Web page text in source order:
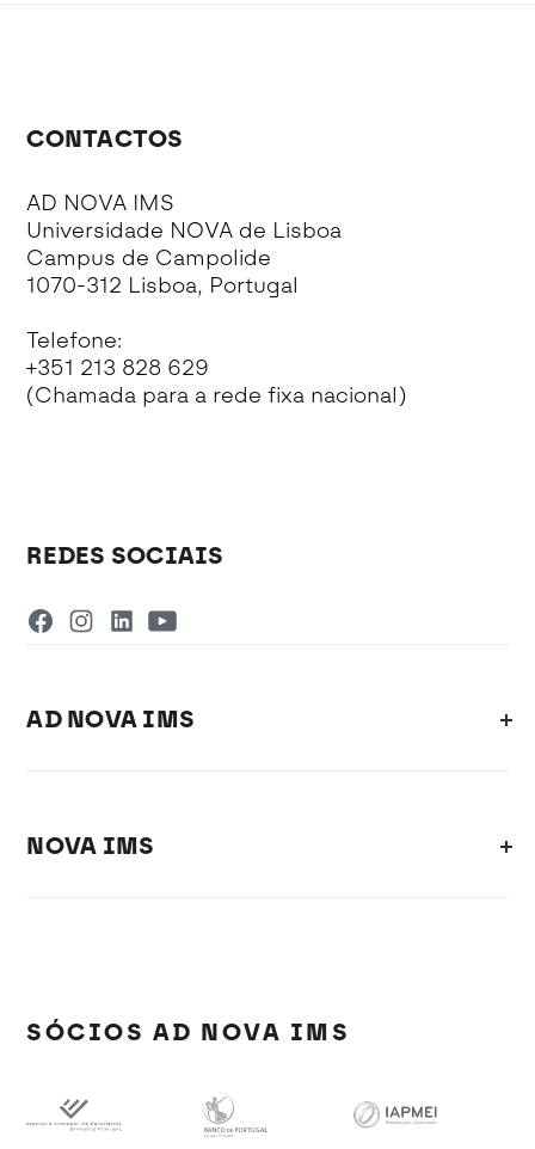
CONTACTOS
AD NOVA IMS
Universidade NOVA de Lisboa
Campus de Campolide
1070-312 Lisboa, Portugal
Telefone:
+351 213 828 629
(Chamada para a rede fixa nacional)
REDES SOCIAIS
AD NOVA IMS
NOVA IMS
SÓCIOS AD NOVA IMS